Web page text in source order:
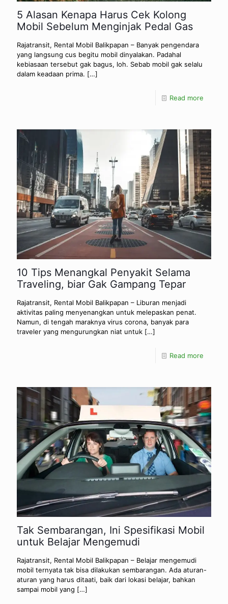
5 Alasan Kenapa Harus Cek Kolong
Mobil Sebelum Menginjak Pedal Gas
Rajatransit, Rental Mobil Balikpapan – Banyak pengendara
yang langsung cus begitu mobil dinyalakan. Padahal
kebiasaan tersebut gak bagus, loh. Sebab mobil gak selalu
dalam keadaan prima. […]
Read more
10 Tips Menangkal Penyakit Selama
Traveling, biar Gak Gampang Tepar
Rajatransit, Rental Mobil Balikpapan – Liburan menjadi
aktivitas paling menyenangkan untuk melepaskan penat.
Namun, di tengah maraknya virus corona, banyak para
traveler yang mengurungkan niat untuk […]
Read more
Tak Sembarangan, Ini Spesifikasi Mobil
untuk Belajar Mengemudi
Rajatransit, Rental Mobil Balikpapan – Belajar mengemudi
mobil ternyata tak bisa dilakukan sembarangan. Ada aturan-
aturan yang harus ditaati, baik dari lokasi belajar, bahkan
sampai mobil yang […]